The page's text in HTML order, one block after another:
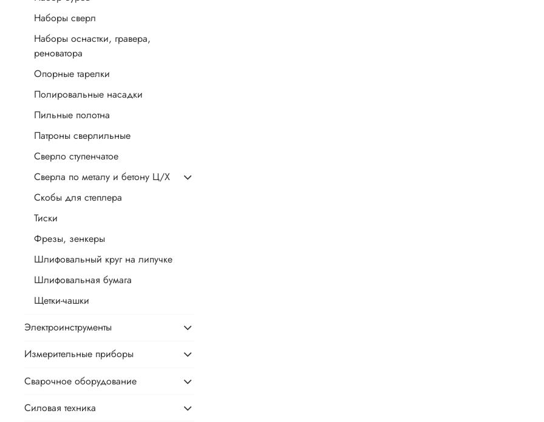
Наборы сверл
Наборы оснастки, гравера,
реноватора
Опорные тарелки
Полировальные насадки
Пильные полотна
Патроны сверлильные
Сверло ступенчатое
Сверла по металу и бетону Ц/Х
Скобы для степлера
Тиски
Фрезы, зенкеры
Шлифовальный круг на липучке
Шлифовальная бумага
Щетки-чашки
Электроинструменты
Измерительные приборы
Сварочное оборудование
Силовая техника